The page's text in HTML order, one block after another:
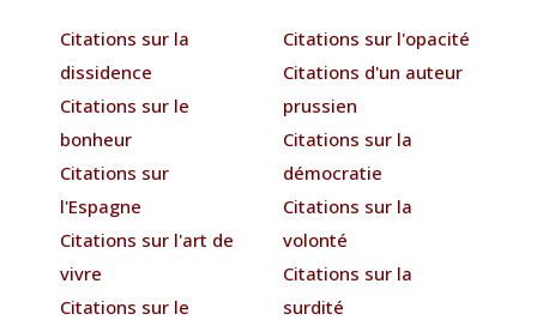
Citations sur la
dissidence
Citations sur le
bonheur
Citations sur
l'Espagne
Citations sur l'art de
vivre
Citations sur le
Citations sur l'opacité
Citations d'un auteur
prussien
Citations sur la
démocratie
Citations sur la
volonté
Citations sur la
surdité